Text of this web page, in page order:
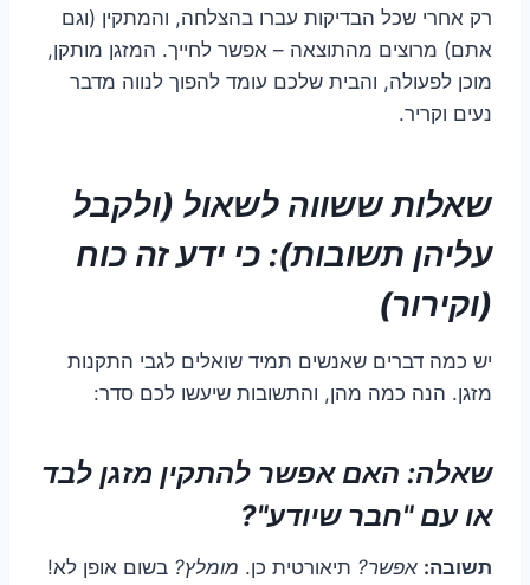
רק אחרי שכל הבדיקות עברו בהצלחה, והמתקין (וגם
אתם) מרוצים מהתוצאה – אפשר לחייך. המזגן מותקן,
מוכן לפעולה, והבית שלכם עומד להפוך לנווה מדבר
נעים וקריר.
שאלות ששווה לשאול (ולקבל
עליהן תשובות): כי ידע זה כוח
(וקירור)
יש כמה דברים שאנשים תמיד שואלים לגבי התקנות
מזגן. הנה כמה מהן, והתשובות שיעשו לכם סדר:
שאלה: האם אפשר להתקין מזגן לבד
או עם "חבר שיודע"?
תשובה: אפשר? תיאורטית כן. מומלץ? בשום אופן לא!